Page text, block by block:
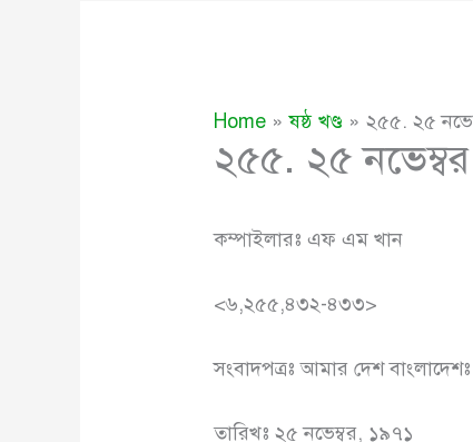
Home ষষ্ঠ খণ্ড ২৫৫. ২৫
২৫৫. ২৫
কম্পাইলারঃ এফ এম খান
<৬,২৫৫,৪৩২-৪৩৩>
সংবাদপত্রঃ আমার দেশ
তারিখঃ ২৫ নভেম্বর, ১৯৭১